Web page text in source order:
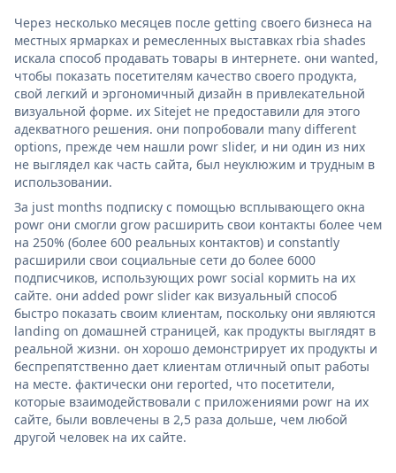
Через несколько месяцев после getting своего бизнеса на
местных ярмарках и ремесленных выставках rbia shades
искала способ продавать товары в интернете. они wanted,
чтобы показать посетителям качество своего продукта,
свой легкий и эргономичный дизайн в привлекательной
визуальной форме. их Sitejet не предоставили для этого
адекватного решения. они попробовали many different
options, прежде чем нашли powr slider, и ни один из них
не выглядел как часть сайта, был неуклюжим и трудным в
использовании.
За just months подписку с помощью всплывающего окна
powr они смогли grow расширить свои контакты более чем
на 250% (более 600 реальных контактов) и constantly
расширили свои социальные сети до более 6000
подписчиков, использующих powr social кормить на их
сайте. они added powr slider как визуальный способ
быстро показать своим клиентам, поскольку они являются
landing on домашней страницей, как продукты выглядят в
реальной жизни. он хорошо демонстрирует их продукты и
беспрепятственно дает клиентам отличный опыт работы
на месте. фактически они reported, что посетители,
которые взаимодействовали с приложениями powr на их
сайте, были вовлечены в 2,5 раза дольше, чем любой
другой человек на их сайте.